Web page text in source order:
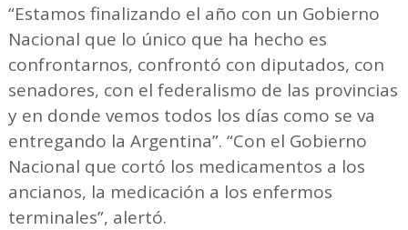
“Estamos finalizando el año con un Gobierno
Nacional que lo único que ha hecho es
confrontarnos, confrontó con diputados, con
senadores, con el federalismo de las provincias
y en donde vemos todos los días como se va
entregando la Argentina”. “Con el Gobierno
Nacional que cortó los medicamentos a los
ancianos, la medicación a los enfermos
terminales”, alertó.